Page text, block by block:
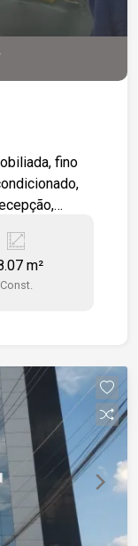
fino
m²
Const.